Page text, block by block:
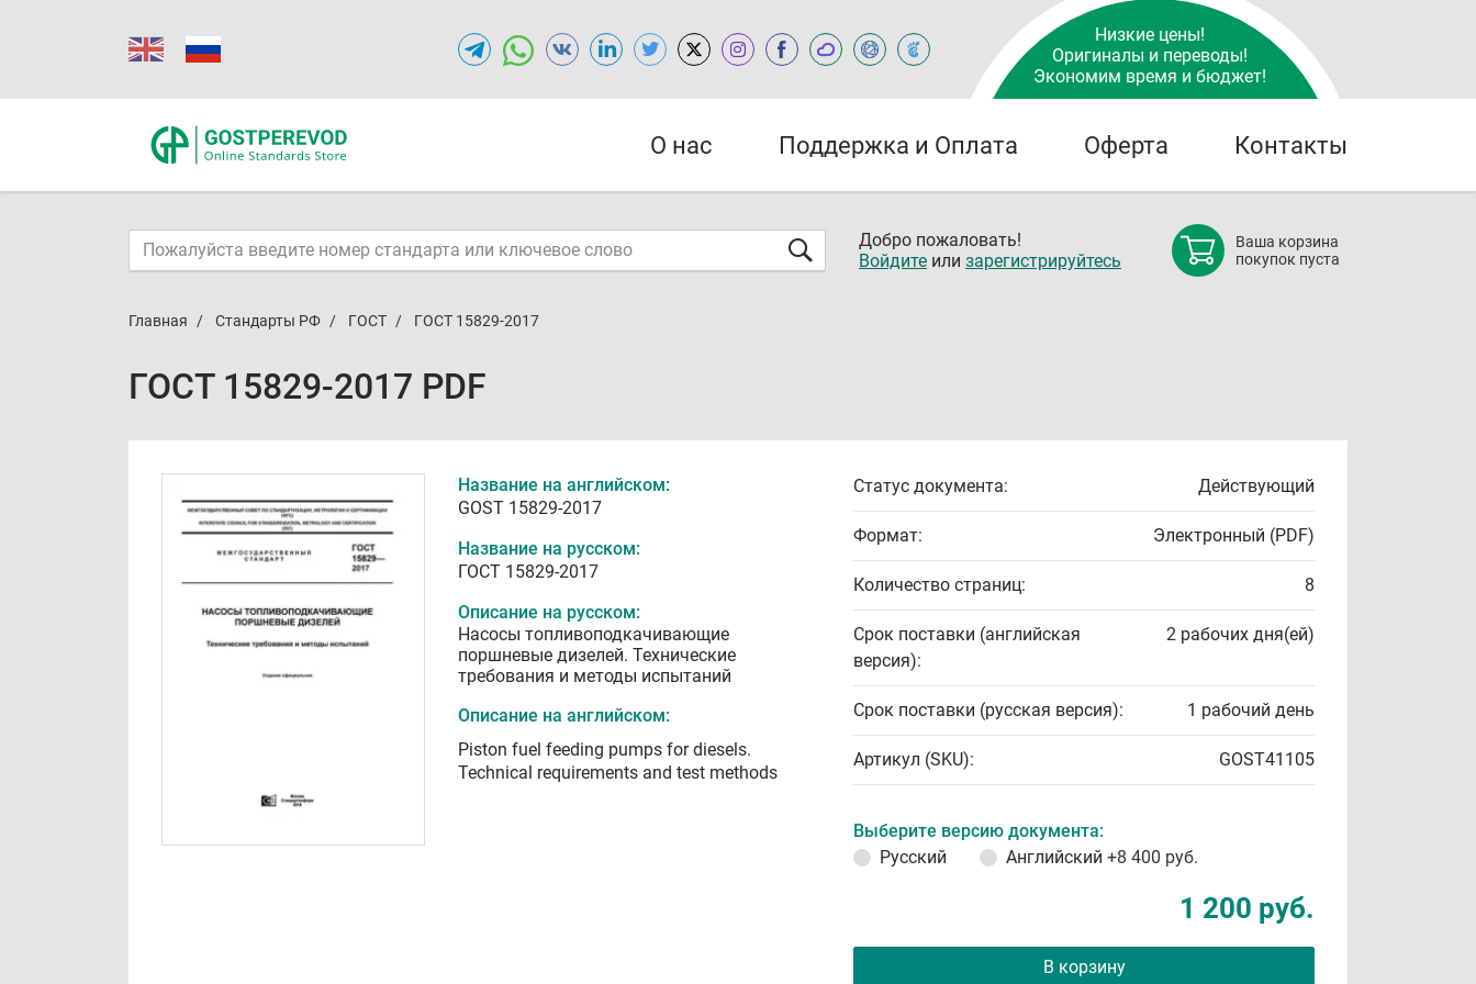
Низкие цены!
Оригиналы и переводы!
Экономим время и бюджет!
О нас Поддержка и Оплата Оферта Контакты
Добро пожаловать!
Войдите или зарегистрируйтесь
Ваша корзина
покупок пуста
Главная Стандарты РФ ГОСТ ГОСТ 15829-2017
ГОСТ 15829-2017 PDF
Название на английском:
GOST 15829-2017
Название на русском:
ГОСТ 15829-2017
Описание на русском:
Насосы топливоподкачивающие
поршневые дизелей. Технические
требования и методы испытаний
Описание на английском:
Piston fuel feeding pumps for diesels.
Technical requirements and test methods
Статус документа: Действующий
Формат: Электронный (PDF)
Количество страниц: 8
Срок поставки (английская
версия):
2 рабочих дня(ей)
Срок поставки (русская версия): 1 рабочий день
Артикул (SKU): GOST41105
Выберите версию документа:
Русский
Английский +8 400 руб.
1 200 руб.
В корзину